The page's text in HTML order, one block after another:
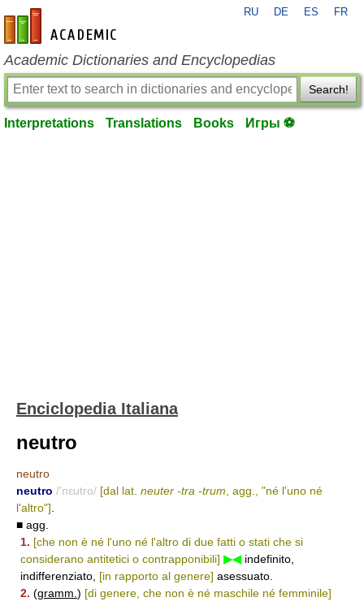
en-academic.com
RU DE ES FR
Academic Dictionaries and Encyclopedias
Search!
Interpretations Translations Books Игры ⚽
Enciclopedia Italiana
neutro
neutro
neutro /'nɛutro/ [dal lat. neuter -tra -trum , agg., "né l'uno né
l'altro"]
■ agg.
1. [che non è né l'uno né l'altro di due fatti o stati che si
considerano antitetici o contrapponibili] ▶◀indefinito,
indifferenziato, [in rapporto al genere] asessuato.
2. (gramm. ) [di genere, che non è né maschile né femminile]